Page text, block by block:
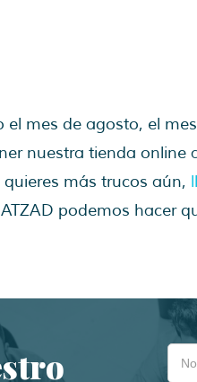
el mes de agosto, el
nuestra tienda online
más trucos aún,
podemos hacer